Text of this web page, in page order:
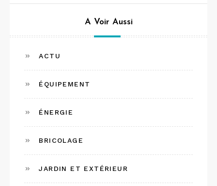
A Voir Aussi
ACTU
ÉQUIPEMENT
ÉNERGIE
BRICOLAGE
JARDIN ET EXTÉRIEUR